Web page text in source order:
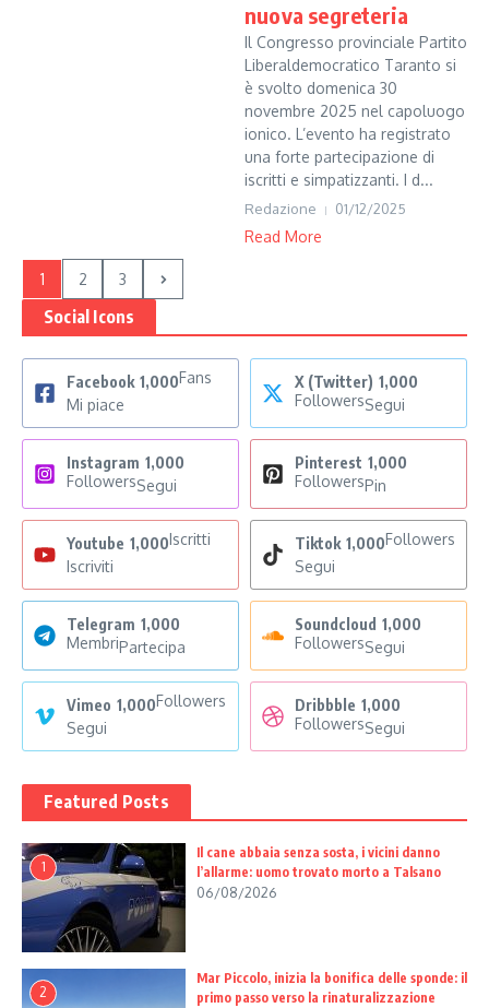
nuova segreteria
Il Congresso provinciale Partito
Liberaldemocratico Taranto si
è svolto domenica 30
novembre 2025 nel capoluogo
ionico. L’evento ha registrato
una forte partecipazione di
iscritti e simpatizzanti. I d...
Redazione 01/12/2025
Read More
1 2 3
Social Icons
Facebook 1,000Fans
Mi piace
X (Twitter) 1,000
FollowersSegui
Instagram 1,000
FollowersSegui
Pinterest 1,000
FollowersPin
Youtube 1,000Iscritti
Iscriviti
Tiktok 1,000Followers
Segui
Telegram 1,000
MembriPartecipa
Soundcloud 1,000
FollowersSegui
Vimeo 1,000Followers
Segui
Dribbble 1,000
FollowersSegui
Featured Posts
1
Il cane abbaia senza sosta, i vicini danno
l’allarme: uomo trovato morto a Talsano
06/08/2026
2
Mar Piccolo, inizia la bonifica delle sponde: il
primo passo verso la rinaturalizzazione